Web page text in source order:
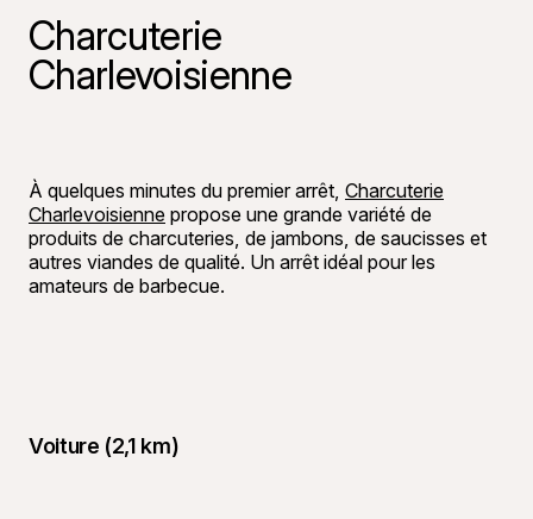
Charcuterie
Charlevoisienne
À quelques minutes du premier arrêt, Charcuterie
Charlevoisienne propose une grande variété de
produits de charcuteries, de jambons, de saucisses et
autres viandes de qualité. Un arrêt idéal pour les
amateurs de barbecue.
Voiture (2,1 km)